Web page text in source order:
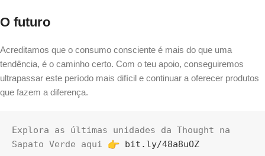
O futuro
Acreditamos que o consumo consciente é mais do que uma
tendência, é o caminho certo. Com o teu apoio, conseguiremos
ultrapassar este período mais difícil e continuar a oferecer produtos
que fazem a diferença.
Explora as últimas unidades da Thought na
Sapato Verde aqui
bit.ly/48a8uOZ